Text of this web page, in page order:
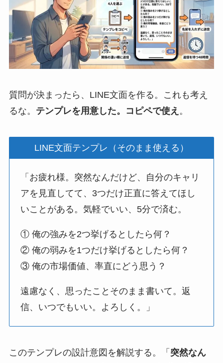
質問が決まったら、LINE文面を作る。これも考え
るな。 テンプレを用意した。コピペで使え 。
LINE文面テンプレ（そのまま使える）
「お疲れ様。突然なんだけど、自分のキャリ
アを見直してて、3つだけ正直に答えてほし
いことがある。気軽でいい、5分で済む。
① 俺の強みを2つ挙げるとしたら何？
② 俺の弱みを1つだけ挙げるとしたら何？
③ 俺の市場価値、率直にどう思う？
遠慮なく、思ったことそのまま書いて。返
信、いつでもいい。よろしく。」
このテンプレの設計意図を解説する。「 突然なん